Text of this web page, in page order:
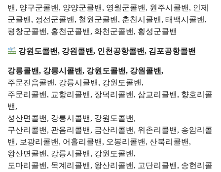
밴, 양구군콜밴, 양양군콜밴, 영월군콜밴, 원주시콜밴, 인제
군콜밴, 정선군콜밴, 철원군콜밴, 춘천시콜밴, 태백시콜밴,
평창군콜밴, 홍천군콜밴, 화천군콜밴, 횡성군콜밴
강원도콜밴, 강원콜밴, 인천공항콜밴, 김포공항콜밴
강릉콜밴, 강릉시콜밴, 강원도콜밴, 강원콜밴,
주문진읍콜밴, 강릉시콜밴, 강원도콜밴,
주문리콜밴, 교항리콜밴, 장덕리콜밴, 삼교리콜밴, 향호리콜
밴,
성산면콜밴, 강릉시콜밴, 강원도콜밴,
구산리콜밴, 관음리콜밴, 금산리콜밴, 위촌리콜밴, 송암리콜
밴, 보광리콜밴, 어흘리콜밴, 오봉리콜밴, 산북리콜밴,
왕산면콜밴, 강릉시콜밴, 강원도콜밴,
도마리콜밴, 목계리콜밴, 왕산리콜밴, 고단리콜밴, 송현리콜